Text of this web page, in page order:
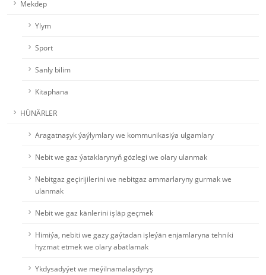
Mekdep
Ylym
Sport
Sanly bilim
Kitaphana
HÜNÄRLER
Aragatnaşyk ýaýlymlary we kommunikasiýa ulgamlary
Nebit we gaz ýataklarynyň gözlegi we olary ulanmak
Nebitgaz geçirijilerini we nebitgaz ammarlaryny gurmak we
ulanmak
Nebit we gaz känlerini işläp geçmek
Himiýa, nebiti we gazy gaýtadan işleýän enjamlaryna tehniki
hyzmat etmek we olary abatlamak
Ykdysadyýet we meýilnamalaşdyryş